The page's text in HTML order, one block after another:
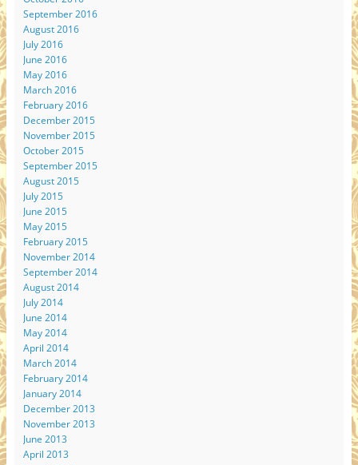
September 2016
August 2016
July 2016
June 2016
May 2016
March 2016
February 2016
December 2015
November 2015
October 2015
September 2015
August 2015
July 2015
June 2015
May 2015
February 2015
November 2014
September 2014
August 2014
July 2014
June 2014
May 2014
April 2014
March 2014
February 2014
January 2014
December 2013
November 2013
June 2013
April 2013